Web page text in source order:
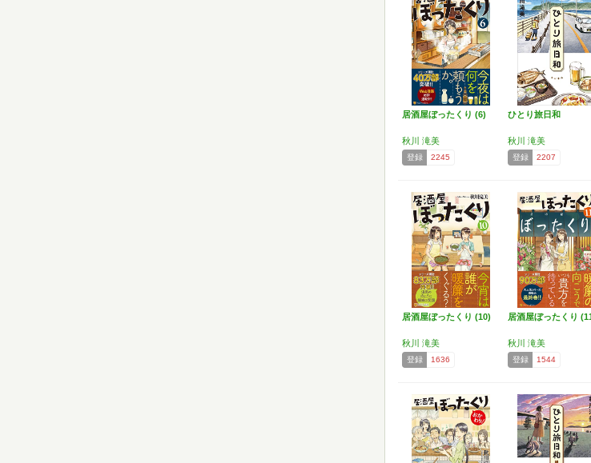
居酒屋ぼったくり (6)
秋川 滝美
登録 2245
ひとり旅日和
秋川 滝美
登録 2207
居酒屋ぼったくり (10)
秋川 滝美
登録 1636
居酒屋ぼったくり
秋川 滝美
登録 1544